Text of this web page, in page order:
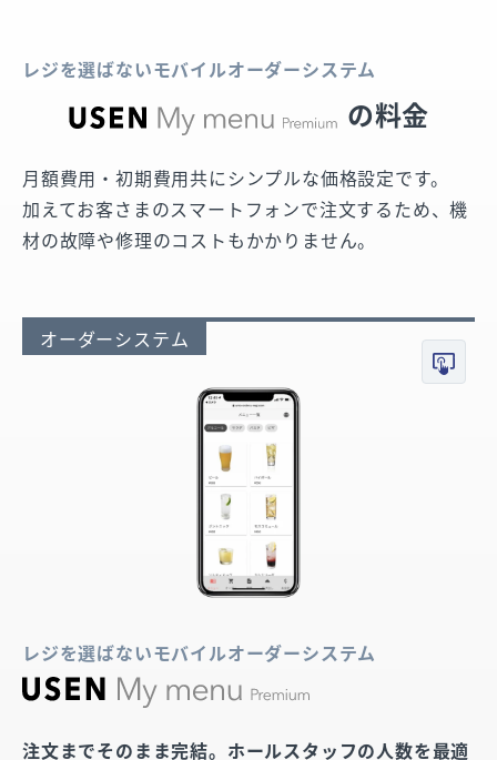
レジを選ばないモバイルオーダーシステム
の料金
月額費用・初期費用共にシンプルな価格設定です。
加えてお客さまのスマートフォンで注文するため、機
材の故障や修理のコストもかかりません。
オーダーシステム
レジを選ばないモバイルオーダーシステム
注文までそのまま完結。ホールスタッフの人数を最適